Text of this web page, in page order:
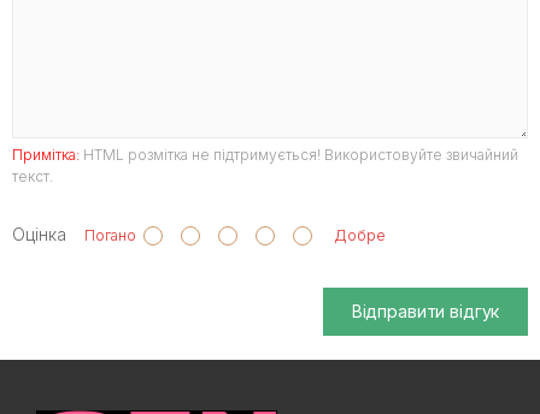
Примітка: HTML розмітка не підтримується! Використовуйте звичайний
текст.
Оцінка Погано Добре
Відправити відгук